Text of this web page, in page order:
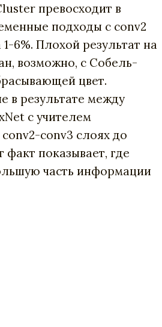
превосходит в
подходы с conv2
6%. Плохой результат на
возможно, с Собель-
цвет.
в результате между
с учителем
conv2-conv3 слоях до
факт показывает, где
часть информации